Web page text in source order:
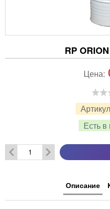
RP
Есть в
Цена:
Описание